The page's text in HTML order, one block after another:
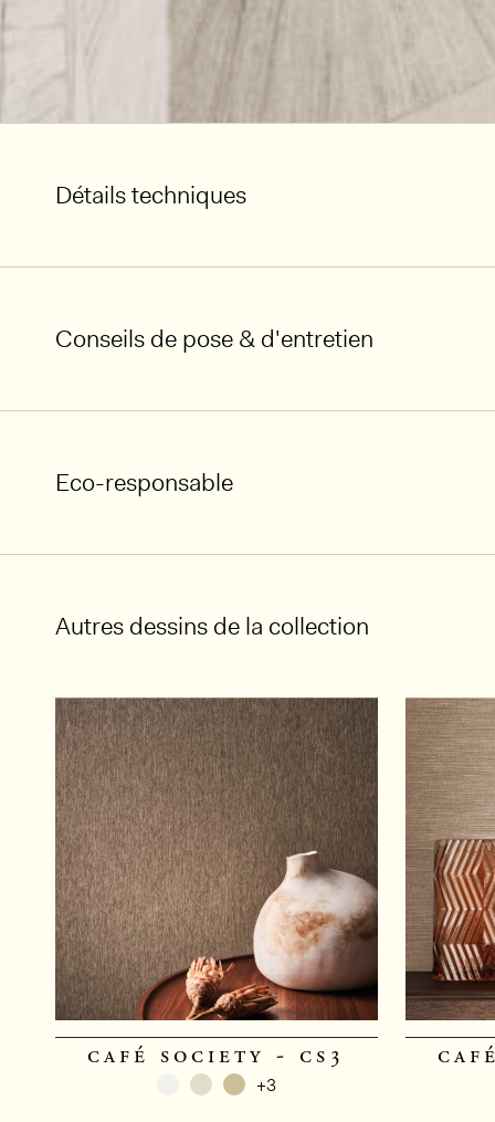
Détails techniques
Conseils de pose & d'entretien
Eco-responsable
Autres dessins de la collection
café society - cs3
+3